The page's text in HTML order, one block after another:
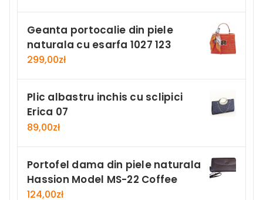
Geanta portocalie din piele
naturala cu esarfa 1027 123
299,00zł
Plic albastru inchis cu sclipici
Erica 07
89,00zł
Portofel dama din piele naturala
Hassion Model MS-22 Coffee
124,00zł